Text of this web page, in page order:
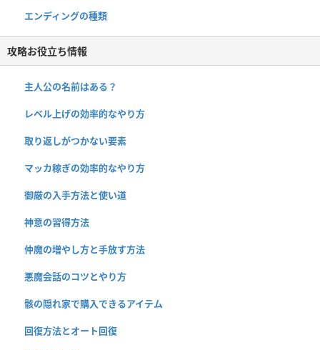
エンディングの種類
攻略お役立ち情報
主人公の名前はある？
レベル上げの効率的なやり方
取り返しがつかない要素
マッカ稼ぎの効率的なやり方
御厳の入手方法と使い道
神意の習得方法
仲魔の増やし方と手放す方法
悪魔会話のコツとやり方
骸の隠れ家で購入できるアイテム
回復方法とオート回復